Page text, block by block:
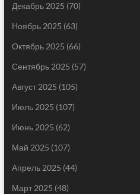
Декабрь 2025 (70)
Ноябрь 2025 (63)
Октябрь 2025 (66)
Сентябрь 2025 (57)
Август 2025 (105)
Июль 2025 (107)
Июнь 2025 (62)
Май 2025 (107)
Апрель 2025 (44)
Март 2025 (48)